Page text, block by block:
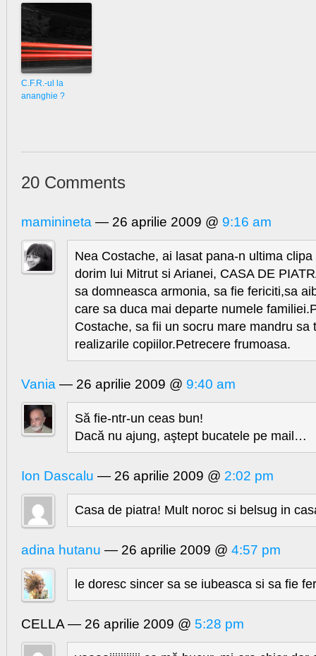
C.F.R.-ul la
ananghie ?
20 Comments
maminineta — 26 aprilie 2009 @ 9:16 am
Nea Costache, ai lasat pana-n ultima
dorim lui Mitrut si Arianei, CASA DE
sa domneasca armonia, sa fie fericiti,sa
care sa duca mai departe numele
Costache, sa fii un socru mare mandru sa
realizarile copiilor.Petrecere frumoasa.
Vania — 26 aprilie 2009 @ 9:40 am
Să fie-ntr-un ceas bun!
Dacă nu ajung, aştept bucatele pe mail…
Ion Dascalu — 26 aprilie 2009 @ 2:02 pm
Casa de piatra! Mult noroc si belsug in
adina hutanu — 26 aprilie 2009 @ 4:57 pm
le doresc sincer sa se iubeasca si sa fie
CELLA — 26 aprilie 2009 @ 5:28 pm